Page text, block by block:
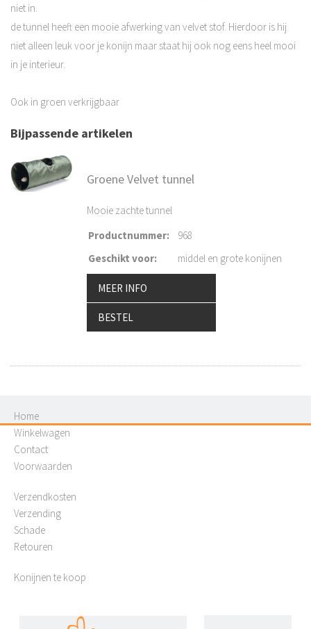
niet in.
de tunnel heeft een mooie afwerking van velvet stof. Hierdoor is hij
niet alleen leuk voor je konijn maar staat hij ook nog eens heel mooi
in je interieur.
Ook in groen verkrijgbaar
Bijpassende artikelen
Groene Velvet tunnel
Mooie zachte tunnel
Productnummer:
968
Geschikt voor: middel en grote konijnen
MEER INFO
BESTEL
Home
Winkelwagen
Contact
Voorwaarden
Verzendkosten
Verzending
Schade
Retouren
Konijnen te koop